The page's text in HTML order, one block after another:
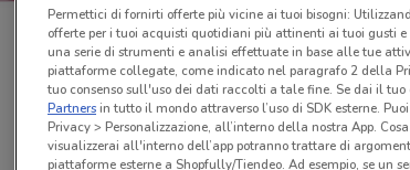
Permettici di fornirti offerte più vicine ai tuoi bisogni:
offerte per i tuoi acquisti quotidiani più attinenti ai tuoi gusti
una serie di strumenti e analisi effettuate in base alle tue
piattaforme collegate, come indicato nel paragrafo 2 della
tuo consenso sull'uso dei dati raccolti a tale fine. Se dai il
Partnersin tutto il mondo attraverso l’uso di SDK esterne.
Privacy > Personalizzazione, all’interno della nostra App.
visualizzerai all'interno dell’app potranno trattare di
piattaforme esterne a Shopfully/Tiendeo. Ad esempio, se un